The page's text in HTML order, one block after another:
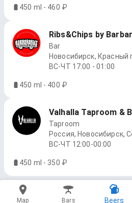
450 ml - 460 ₽
Ribs&Chips by
Bar
Новосибирск, Красный
ВС-ЧТ 17:00 - 01:00
450 ml - 400 ₽
Valhalla Taproom &
Taproom
Россия, Новосибирск,
ВС-ЧТ 12:00-00:00
450 ml - 350 ₽
Map Bars Beers